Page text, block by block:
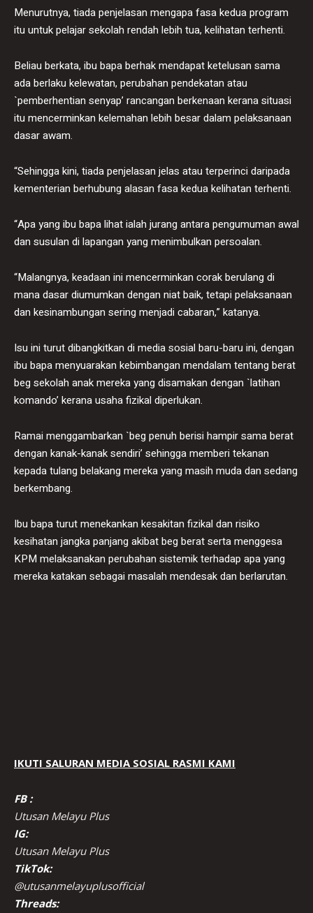
Menurutnya, tiada penjelasan mengapa fasa kedua program
itu untuk pelajar sekolah rendah lebih tua, kelihatan terhenti.
Beliau berkata, ibu bapa berhak mendapat ketelusan sama
ada berlaku kelewatan, perubahan pendekatan atau
`pemberhentian senyap’ rancangan berkenaan kerana situasi
itu mencerminkan kelemahan lebih besar dalam pelaksanaan
dasar awam.
“Sehingga kini, tiada penjelasan jelas atau terperinci daripada
kementerian berhubung alasan fasa kedua kelihatan terhenti.
“Apa yang ibu bapa lihat ialah jurang antara pengumuman awal
dan susulan di lapangan yang menimbulkan persoalan.
“Malangnya, keadaan ini mencerminkan corak berulang di
mana dasar diumumkan dengan niat baik, tetapi pelaksanaan
dan kesinambungan sering menjadi cabaran,” katanya.
Isu ini turut dibangkitkan di media sosial baru-baru ini, dengan
ibu bapa menyuarakan kebimbangan mendalam tentang berat
beg sekolah anak mereka yang disamakan dengan `latihan
komando’ kerana usaha fizikal diperlukan.
Ramai menggambarkan `beg penuh berisi hampir sama berat
dengan kanak-kanak sendiri’ sehingga memberi tekanan
kepada tulang belakang mereka yang masih muda dan sedang
berkembang.
Ibu bapa turut menekankan kesakitan fizikal dan risiko
kesihatan jangka panjang akibat beg berat serta menggesa
KPM melaksanakan perubahan sistemik terhadap apa yang
mereka katakan sebagai masalah mendesak dan berlarutan.
IKUTI SALURAN MEDIA SOSIAL RASMI KAMI
FB :
Utusan Melayu Plus
IG:
Utusan Melayu Plus
TikTok:
@utusanmelayuplusofficial
Threads: